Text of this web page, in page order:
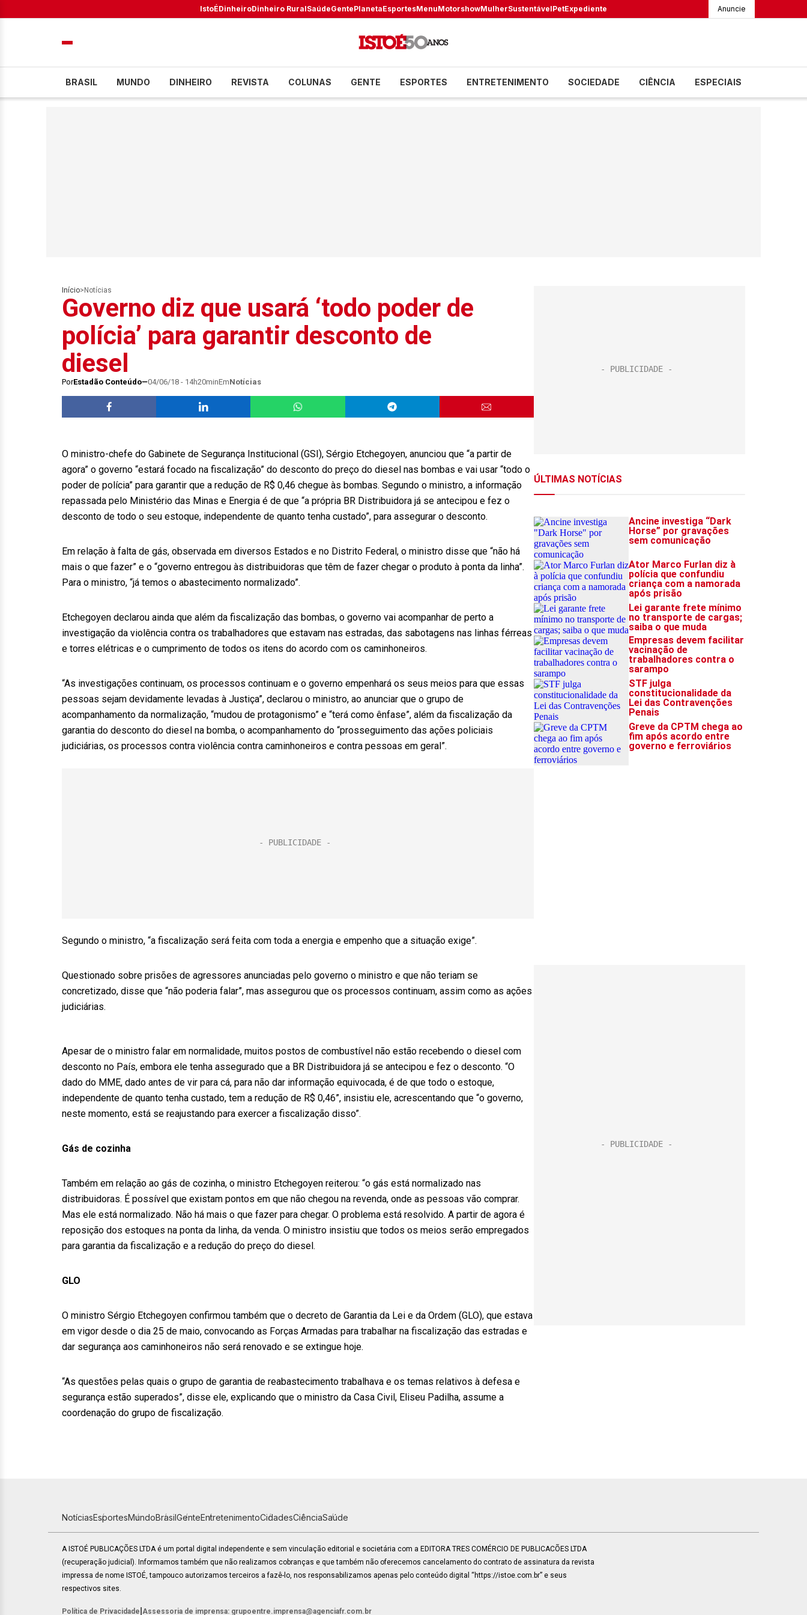
IstoÉDinheiroDinheiro RuralSaúdeGentePlanetaEsportesMenuMotorshowMulherSustentávelPetExpediente Anuncie
BRASIL MUNDO DINHEIRO REVISTA COLUNAS GENTE ESPORTES ENTRETENIMENTO SOCIEDADE CIÊNCIA ESPECIAIS
Início> Notícias
Governo diz que usará ‘todo poder de
polícia’ para garantir desconto de
diesel
PorEstadão Conteúdo 04/06/18 - 14h20minEmNotícias
O ministro-chefe do Gabinete de Segurança Institucional (GSI), Sérgio Etchegoyen, anunciou que “a partir de
agora” o governo “estará focado na fiscalização” do desconto do preço do diesel nas bombas e vai usar “todo o
poder de polícia” para garantir que a redução de R$ 0,46 chegue às bombas. Segundo o ministro, a informação
repassada pelo Ministério das Minas e Energia é de que “a própria BR Distribuidora já se antecipou e fez o
desconto de todo o seu estoque, independente de quanto tenha custado”, para assegurar o desconto.
Em relação à falta de gás, observada em diversos Estados e no Distrito Federal, o ministro disse que “não há
mais o que fazer” e o “governo entregou às distribuidoras que têm de fazer chegar o produto à ponta da linha”.
Para o ministro, “já temos o abastecimento normalizado”.
Etchegoyen declarou ainda que além da fiscalização das bombas, o governo vai acompanhar de perto a
investigação da violência contra os trabalhadores que estavam nas estradas, das sabotagens nas linhas férreas
e torres elétricas e o cumprimento de todos os itens do acordo com os caminhoneiros.
“As investigações continuam, os processos continuam e o governo empenhará os seus meios para que essas
pessoas sejam devidamente levadas à Justiça”, declarou o ministro, ao anunciar que o grupo de
acompanhamento da normalização, “mudou de protagonismo” e “terá como ênfase”, além da fiscalização da
garantia do desconto do diesel na bomba, o acompanhamento do “prosseguimento das ações policiais
judiciárias, os processos contra violência contra caminhoneiros e contra pessoas em geral”.
Segundo o ministro, “a fiscalização será feita com toda a energia e empenho que a situação exige”.
Questionado sobre prisões de agressores anunciadas pelo governo o ministro e que não teriam se
concretizado, disse que “não poderia falar”, mas assegurou que os processos continuam, assim como as ações
judiciárias.
Apesar de o ministro falar em normalidade, muitos postos de combustível não estão recebendo o diesel com
desconto no País, embora ele tenha assegurado que a BR Distribuidora já se antecipou e fez o desconto. “O
dado do MME, dado antes de vir para cá, para não dar informação equivocada, é de que todo o estoque,
independente de quanto tenha custado, tem a redução de R$ 0,46”, insistiu ele, acrescentando que “o governo,
neste momento, está se reajustando para exercer a fiscalização disso”.
Gás de cozinha
Também em relação ao gás de cozinha, o ministro Etchegoyen reiterou: “o gás está normalizado nas
distribuidoras. É possível que existam pontos em que não chegou na revenda, onde as pessoas vão comprar.
Mas ele está normalizado. Não há mais o que fazer para chegar. O problema está resolvido. A partir de agora é
reposição dos estoques na ponta da linha, da venda. O ministro insistiu que todos os meios serão empregados
para garantia da fiscalização e a redução do preço do diesel.
GLO
O ministro Sérgio Etchegoyen confirmou também que o decreto de Garantia da Lei e da Ordem (GLO), que estava
em vigor desde o dia 25 de maio, convocando as Forças Armadas para trabalhar na fiscalização das estradas e
dar segurança aos caminhoneiros não será renovado e se extingue hoje.
“As questões pelas quais o grupo de garantia de reabastecimento trabalhava e os temas relativos à defesa e
segurança estão superados”, disse ele, explicando que o ministro da Casa Civil, Eliseu Padilha, assume a
coordenação do grupo de fiscalização.
NotíciasEsportesMundoBrasilGenteEntretenimentoCidadesCiênciaSaúde
A ISTOÉ PUBLICAÇÕES LTDA é um portal digital independente e sem vinculação editorial e societária com a EDITORA TRES COMÉRCIO DE PUBLICACÕES LTDA
(recuperação judicial). Informamos também que não realizamos cobranças e que também não oferecemos cancelamento do contrato de assinatura da revista
impressa de nome ISTOÉ, tampouco autorizamos terceiros a fazê-lo, nos responsabilizamos apenas pelo conteúdo digital “https://istoe.com.br” e seus
respectivos sites.
Política de Privacidade Assessoria de imprensa: grupoentre.imprensa@agenciafr.com.br